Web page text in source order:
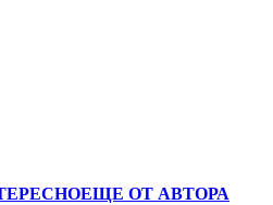
ЕЩЕ ОТ АВТОРА